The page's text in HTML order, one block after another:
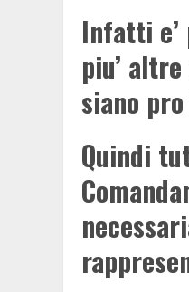
Infatti
piu’
siano pro
Quindi